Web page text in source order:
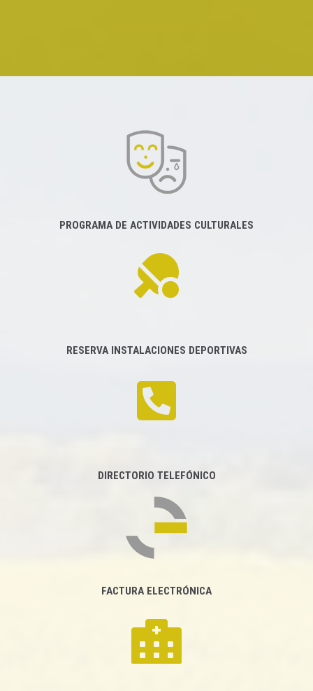
PROGRAMA DE ACTIVIDADES CULTURALES
RESERVA INSTALACIONES DEPORTIVAS
DIRECTORIO TELEFÓNICO
FACTURA ELECTRÓNICA